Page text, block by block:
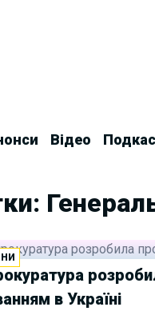
Відео
в Україні